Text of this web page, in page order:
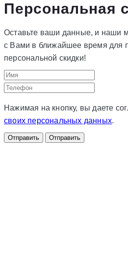
Персональная
Оставьте ваши данные, и наши
с Вами в ближайшее время для
персональной скидки!
Нажимая на кнопку, вы даете
своих персональных данных.
Отправить Отправить